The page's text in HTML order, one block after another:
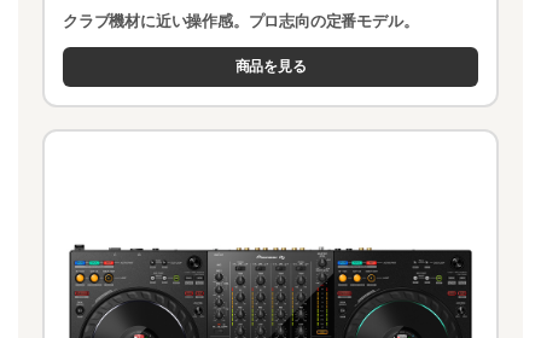
クラブ機材に近い操作感。プロ志向の定番モデル。
商品を見る